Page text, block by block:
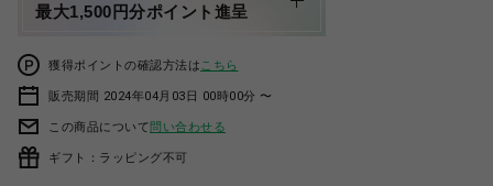
最大1,500円分ポイント進呈
獲得ポイントの確認方法は こちら
販売期間 2024年04月03日 00時00分 〜
この商品について問い合わせる
ギフト：ラッピング不可